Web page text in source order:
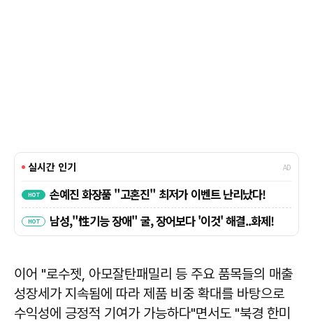
이어 "로수젯, 아모잘탄패밀리 등 주요 품목들의 매출
성장세가 지속됨에 따라 제품 비중 확대를 바탕으로
수익성에 긍정적 기여가 가능하다"면서도 "북경 한미